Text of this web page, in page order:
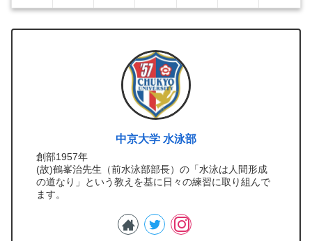
中京大学 水泳部
創部1957年
(故)鶴峯治先生（前水泳部部長）の「水泳は人間形成
の道なり」という教えを基に日々の練習に取り組んで
ます。